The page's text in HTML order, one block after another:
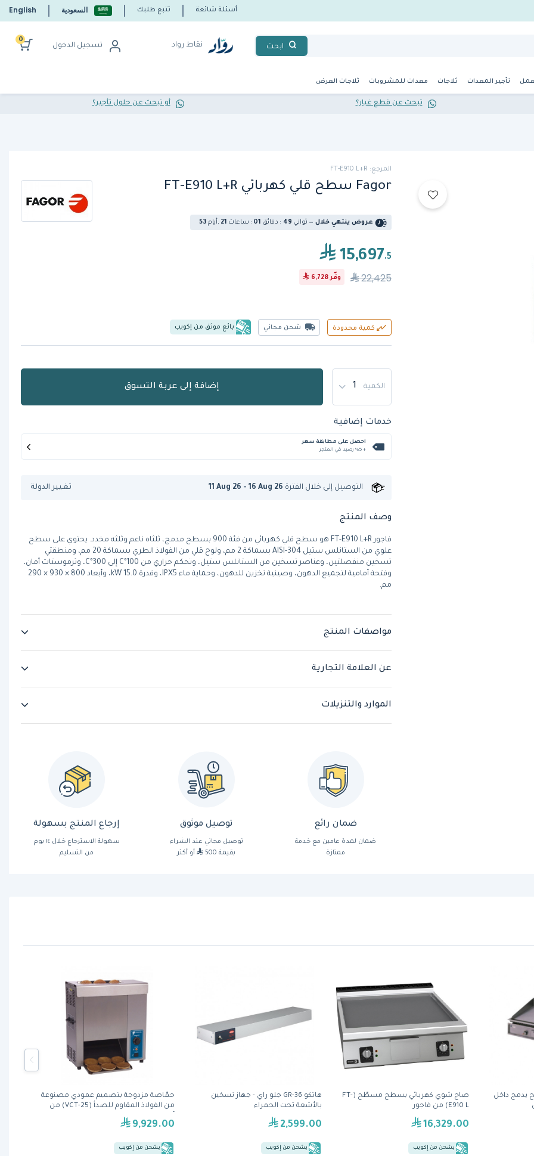
أسئلة شائعة تتبع طلبك السعودية English
ابحث نقاط رواد تسجيل الدخول
0
تأجير المعدات ثلاجات معدات للمشروبات ثلاجات العرض
تبحث عن قطع غيار؟ أو تبحث عن حلول تأجير؟
المرجع: FT-E910 L+R
Fagor سطح قلي كهربائي FT-E910 L+R
عروض ينتهي خلال — 53 أيام, 21 ساعات : 01 دقائق : 48 ثواني
15,697.5
22,425 وفّر6,728
كمية محدودة شحن مجاني بائع موثق من إكويب
الكمية إضافة إلى عربة التسوق
خدمات إضافية
احصل على مطابقة سعر
+ %5 رصيد في المتجر
التوصيل إلى خلال الفترة 11 Aug 26 - 16 Aug 26 تغيير الدولة
وصف المنتج
فاجور FT-E910 L+R هو سطح قلي كهربائي من فئة 900 بسطح مدمج، ثلثاه ناعم وثلثه مخدد. يحتوي على سطح
علوي من الستانلس ستيل AISI-304 بسماكة 2 مم، ولوح قلي من الفولاذ الطري بسماكة 20 مم، ومنطقتي
تسخين منفصلتين، وعناصر تسخين من الستانلس ستيل، وتحكم حراري من 100°C إلى 300°C، وثرموستات أمان،
وفتحة أمامية لتجميع الدهون، وصينية تخزين للدهون، وحماية ماء IPX5، وقدرة 15.0 kW، وأبعاد 800 × 930 × 290
مم.
مواصفات المنتج
عن العلامة التجارية
الموارد والتنزيلات
ضمان رائع
ضمان لمدة عامين مع خدمة
ممتازة
توصيل موثوق
توصيل مجاني عند الشراء
بقيمة 500
أو أكثر
إرجاع المنتج بسهولة
سهولة الاسترجاع خلال ١٤ يوم
من التسليم
حمّاصة مزدوجة بتصميم عمودي مصنوعة
من الفولاذ المقاوم للصدأ (VCT-25) من
9,929.00
يشحن من إكويب
هاتكو GR-36 جلو راي - جهاز تسخين
بالأشعة تحت الحمراء
2,599.00
يشحن من إكويب
صاج شوي كهربائي بسطح مسطّح (FT-
E910 L) من فاجور
16,329.00
يشحن من إكويب
يدمج داخل